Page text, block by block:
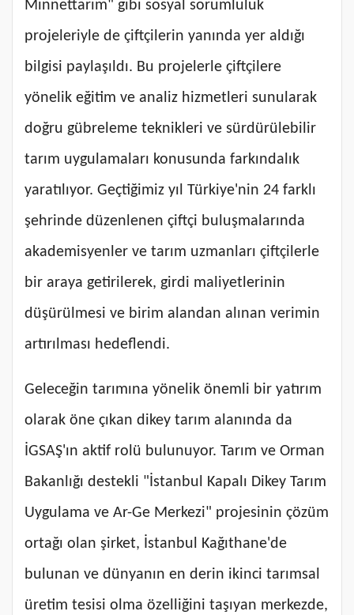
Minnettarım" gibi sosyal sorumluluk
projeleriyle de çiftçilerin yanında yer aldığı
bilgisi paylaşıldı. Bu projelerle çiftçilere
yönelik eğitim ve analiz hizmetleri sunularak
doğru gübreleme teknikleri ve sürdürülebilir
tarım uygulamaları konusunda farkındalık
yaratılıyor. Geçtiğimiz yıl Türkiye'nin 24 farklı
şehrinde düzenlenen çiftçi buluşmalarında
akademisyenler ve tarım uzmanları çiftçilerle
bir araya getirilerek, girdi maliyetlerinin
düşürülmesi ve birim alandan alınan verimin
artırılması hedeflendi.
Geleceğin tarımına yönelik önemli bir yatırım
olarak öne çıkan dikey tarım alanında da
İGSAŞ'ın aktif rolü bulunuyor. Tarım ve Orman
Bakanlığı destekli "İstanbul Kapalı Dikey Tarım
Uygulama ve Ar-Ge Merkezi" projesinin çözüm
ortağı olan şirket, İstanbul Kağıthane'de
bulunan ve dünyanın en derin ikinci tarımsal
üretim tesisi olma özelliğini taşıyan merkezde,